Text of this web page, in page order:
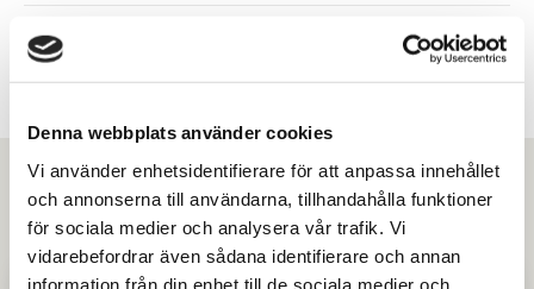
Denna webbplats använder cookies
Vi använder enhetsidentifierare för att anpassa innehållet
och annonserna till användarna, tillhandahålla funktioner
för sociala medier och analysera vår trafik. Vi
vidarebefordrar även sådana identifierare och annan
information från din enhet till de sociala medier och
Senast publicerad:
Dela
Fler berättelser